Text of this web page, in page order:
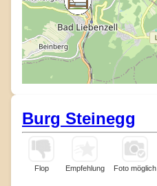
Burg Steinegg
Flop Empfehlung Foto möglich